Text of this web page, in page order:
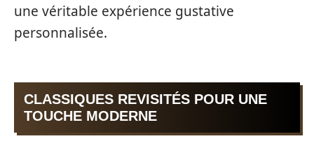
une véritable expérience gustative
personnalisée.
CLASSIQUES REVISITÉS POUR UNE
TOUCHE MODERNE